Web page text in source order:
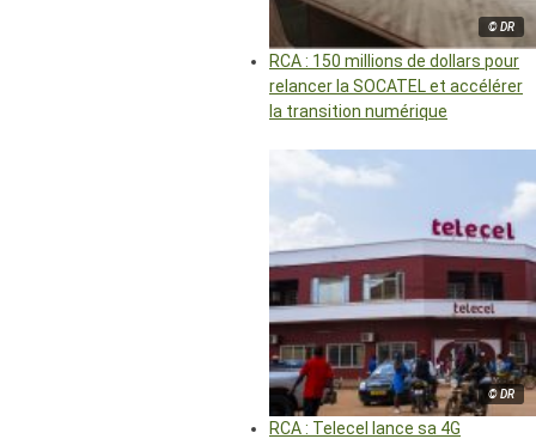
© DR
RCA : 150 millions de dollars pour
relancer la SOCATEL et accélérer
la transition numérique
© DR
RCA : Telecel lance sa 4G